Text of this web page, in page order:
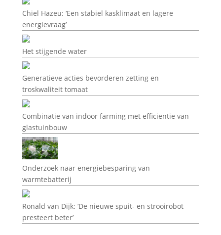
Chiel Hazeu: ‘Een stabiel kasklimaat en lagere
energievraag’
Het stijgende water
Generatieve acties bevorderen zetting en
troskwaliteit tomaat
Combinatie van indoor farming met efficiëntie van
glastuinbouw
Onderzoek naar energiebesparing van
warmtebatterij
Ronald van Dijk: ‘De nieuwe spuit- en strooirobot
presteert beter’